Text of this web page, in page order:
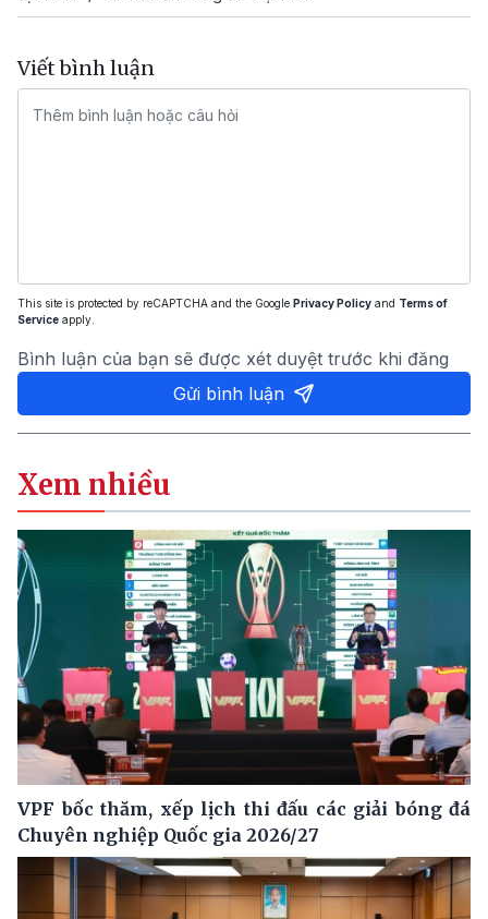
Viết bình luận
This site is protected by reCAPTCHA and the Google Privacy Policy and Terms of
Service apply.
Bình luận của bạn sẽ được xét duyệt trước khi đăng
Gửi bình luận
Xem nhiều
VPF bốc thăm, xếp lịch thi đấu các giải bóng đá
Chuyên nghiệp Quốc gia 2026/27